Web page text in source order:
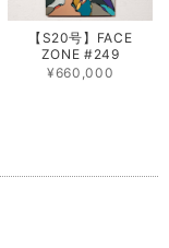
【S20号】FACE
ZONE #249
¥660,000